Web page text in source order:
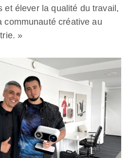
et élever la qualité du travail,
communauté créative au
»